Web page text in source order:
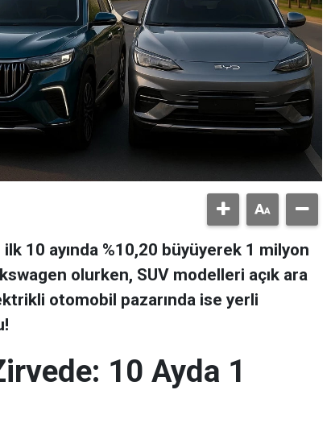
10 ayında %10,20 büyüyerek 1 milyon
olurken, SUV modelleri açık ara
otomobil pazarında ise yerli
10 Ayda 1